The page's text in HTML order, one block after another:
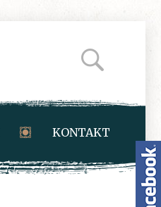
KONTAKT